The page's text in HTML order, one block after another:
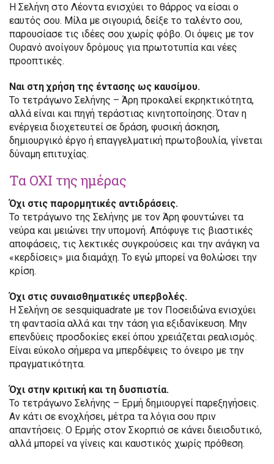
Η Σελήνη στο Λέοντα ενισχύει το θάρρος να είσαι ο
εαυτός σου. Μίλα με σιγουριά, δείξε το ταλέντο σου,
παρουσίασε τις ιδέες σου χωρίς φόβο. Οι όψεις με τον
Ουρανό ανοίγουν δρόμους για πρωτοτυπία και νέες
προοπτικές.
Ναι στη χρήση της έντασης ως καυσίμου.
Το τετράγωνο Σελήνης – Άρη προκαλεί εκρηκτικότητα,
αλλά είναι και πηγή τεράστιας κινητοποίησης. Όταν η
ενέργεια διοχετευτεί σε δράση, φυσική άσκηση,
δημιουργικό έργο ή επαγγελματική πρωτοβουλία, γίνεται
δύναμη επιτυχίας.
Τα ΟΧΙ της ημέρας
Όχι στις παρορμητικές αντιδράσεις.
Το τετράγωνο της Σελήνης με τον Άρη φουντώνει τα
νεύρα και μειώνει την υπομονή. Απόφυγε τις βιαστικές
αποφάσεις, τις λεκτικές συγκρούσεις και την ανάγκη να
«κερδίσεις» μια διαμάχη. Το εγώ μπορεί να θολώσει την
κρίση.
Όχι στις συναισθηματικές υπερβολές.
Η Σελήνη σε sesquiquadrate με τον Ποσειδώνα ενισχύει
τη φαντασία αλλά και την τάση για εξιδανίκευση. Μην
επενδύεις προσδοκίες εκεί όπου χρειάζεται ρεαλισμός.
Είναι εύκολο σήμερα να μπερδέψεις το όνειρο με την
πραγματικότητα.
Όχι στην κριτική και τη δυσπιστία.
Το τετράγωνο Σελήνης – Ερμή δημιουργεί παρεξηγήσεις.
Αν κάτι σε ενοχλήσει, μέτρα τα λόγια σου πριν
απαντήσεις. Ο Ερμής στον Σκορπιό σε κάνει διεισδυτικό,
αλλά μπορεί να γίνεις και καυστικός χωρίς πρόθεση.